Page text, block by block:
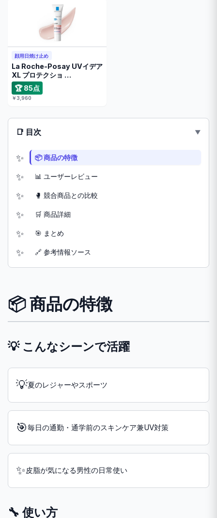
顔用日焼け止め
La Roche-Posay UVイデア
XL プロテクショ …
🏆 85点
￥3,960
📑 目次
📦 商品の特徴
📊 ユーザーレビュー
🥊 競合商品との比較
🛒 商品詳細
🎯 まとめ
🔗 参考情報ソース
📦 商品の特徴
💡 こんなシーンで活躍
💡夏のレジャーやスポーツ
🎯毎日の通勤・通学前のスキンケア兼UV対策
✨皮脂が気になる男性の日常使い
🔧 使い方